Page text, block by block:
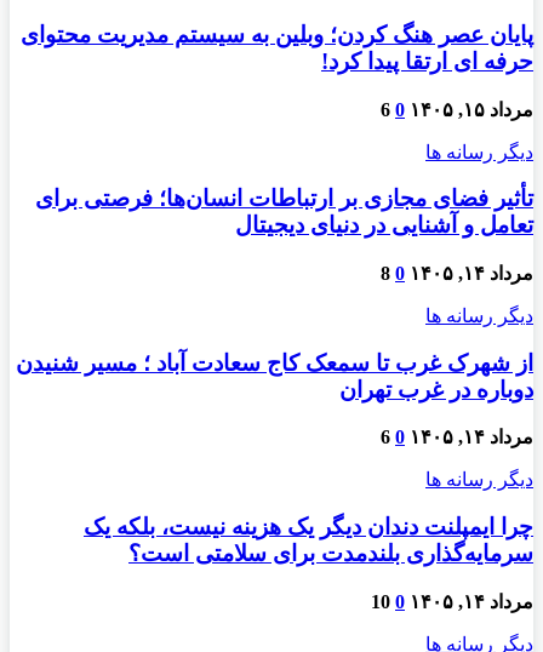
پایان عصر هنگ کردن؛ وبلین به سیستم مدیریت محتوای
حرفه ای ارتقا پیدا کرد!
مرداد ۱۵, ۱۴۰۵ 0
6
دیگر رسانه ها
تأثیر فضای مجازی بر ارتباطات انسان‌ها؛ فرصتی برای
تعامل و آشنایی در دنیای دیجیتال
مرداد ۱۴, ۱۴۰۵ 0
8
دیگر رسانه ها
از شهرک غرب تا سمعک کاج سعادت آباد ؛ مسیر شنیدن
دوباره در غرب تهران
مرداد ۱۴, ۱۴۰۵ 0
6
دیگر رسانه ها
چرا ایمپلنت دندان دیگر یک هزینه نیست، بلکه یک
سرمایه‌گذاری بلندمدت برای سلامتی است؟
مرداد ۱۴, ۱۴۰۵ 0
10
دیگر رسانه ها